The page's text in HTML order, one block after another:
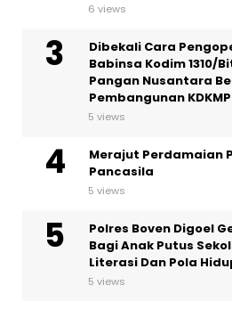
6 views
Dibekali Cara
Babinsa Kodim 1310/
Pangan Nusantara
Pembangunan KDKMP
5 views
Merajut Perdamaian
Pancasila
5 views
Polres Boven Digoel
Bagi Anak Putus
Literasi Dan Pola
5 views